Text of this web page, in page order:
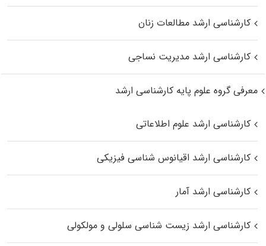
کارشناسی ارشد مطالعات زنان
کارشناسی ارشد مدیریت نساجی
معرفی گروه علوم پایه کارشناسی ارشد
کارشناسی ارشد علوم اطلاعاتی
کارشناسی ارشد اقیانوس‌ شناسی فیزیکی
کارشناسی ارشد آمار
کارشناسی ارشد زیست شناسی سلولی و مولکولی